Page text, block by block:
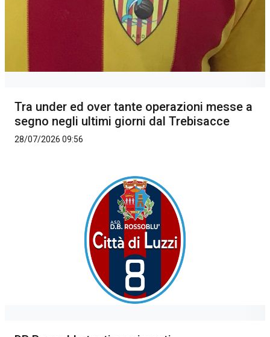
Tra under ed over tante operazioni messe a
segno negli ultimi giorni dal Trebisacce
28/07/2026 09:56